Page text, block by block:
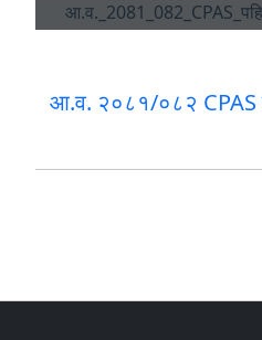
आ.व. २०८१/०८२ CPAS